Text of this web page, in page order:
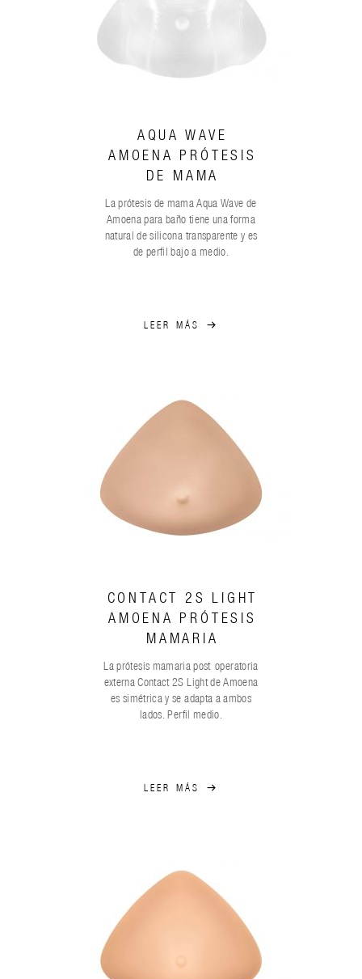
LEER MÁS
AQUA WAVE
AMOENA PRÓTESIS
DE MAMA
La prótesis de mama Aqua Wave de
Amoena para baño tiene una forma
natural de silicona transparente y es
de perfil bajo a medio.
LEER MÁS
CONTACT 2S LIGHT
AMOENA PRÓTESIS
MAMARIA
La prótesis mamaria post-operatoria
externa Contact 2S Light de Amoena
es simétrica y se adapta a ambos
lados. Perfil medio.